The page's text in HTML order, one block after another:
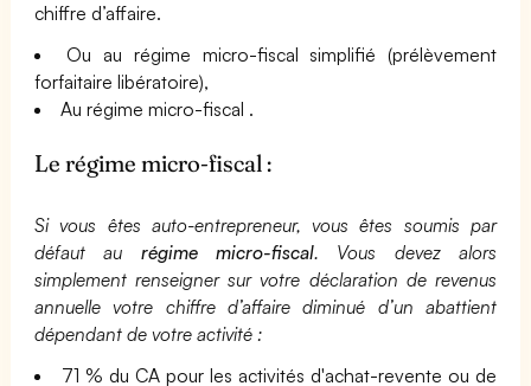
chiffre d’affaire.
Ou au régime micro-fiscal simplifié (prélèvement
forfaitaire libératoire),
Au régime micro-fiscal .
Le régime micro-fiscal :
Si vous êtes auto-entrepreneur, vous êtes soumis par
défaut au régime micro-fiscal. Vous devez alors
simplement renseigner sur votre déclaration de revenus
annuelle votre chiffre d’affaire diminué d’un abattient
dépendant de votre activité :
71 % du CA pour les activités d'achat-revente ou de